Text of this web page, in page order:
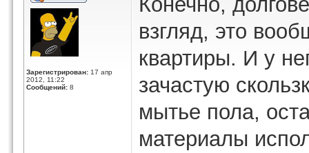
Зарегистрирован: 17 апр
2012, 11:22
Сообщений: 8
взгляд, это
квартиры. И у
зачастую
мытье пола,
материалы